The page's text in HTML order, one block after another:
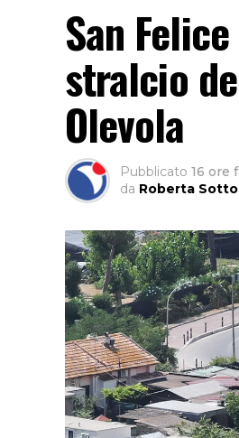
San
stralcio
Olevola
Pubblicato 16 ore
da Roberta